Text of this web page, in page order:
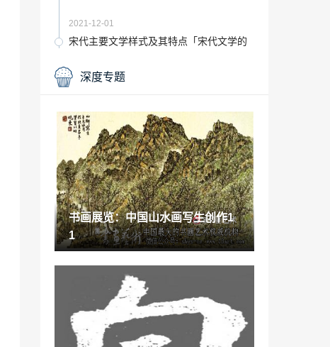
2021-12-01
宋代主要文学样式及其特点「宋代文学的
2022-11-17
2022-12-04
上海四大鸟类「东方之珠是上海」
2023-02-06
收藏要点：李淑琴与她的山水画
2021-11-05
养儿不图回报「父母养小孩是为了回报」
“行业”谁来变革陶瓷行业沉默局面？
2022-09-16
古玩赏析：Hey！有鸡年邮票么？
深度专题
书画展览：中国山水画写生创作1
1